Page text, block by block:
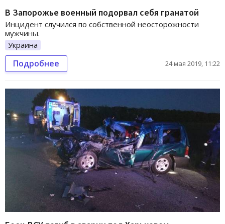
В Запорожье военный подорвал себя гранатой
Инцидент случился по собственной неосторожности
мужчины.
Украина
Подробнее 24 мая 2019, 11:22